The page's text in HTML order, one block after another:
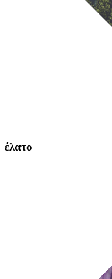
έλατο